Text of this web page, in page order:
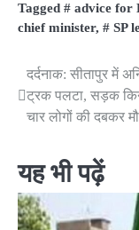
Tagged # advice for
chief minister, # SP
Post
navigation
दर्दनाक: सीतापुर में
ट्रक पलटा, सड़क
चार लोगों की दबकर
यह भी पढ़ें